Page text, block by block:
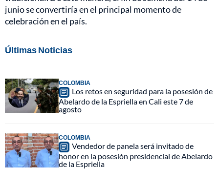
junio se convertiría en el principal momento de
celebración en el país.
Últimas Noticias
COLOMBIA
Los retos en seguridad para la posesión de
Abelardo de la Espriella en Cali este 7 de
agosto
COLOMBIA
Vendedor de panela será invitado de
honor en la posesión presidencial de Abelardo
de la Espriella